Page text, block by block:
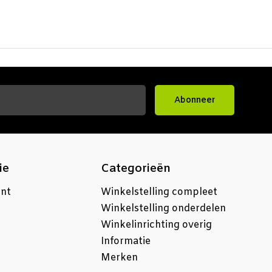
Abonneer
Categorieën
Winkelstelling compleet
Winkelstelling onderdelen
Winkelinrichting overig
Informatie
Merken